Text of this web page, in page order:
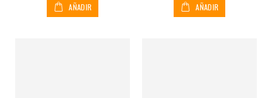
AÑADIR AÑADIR